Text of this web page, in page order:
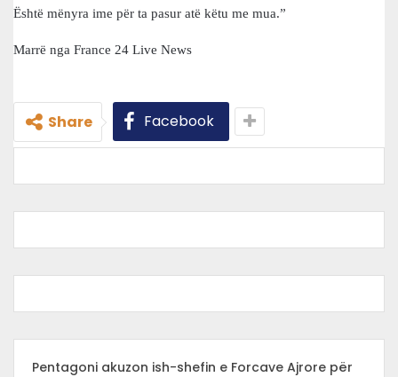
Është mënyra ime për ta pasur atë këtu me mua.”
Marrë nga France 24 Live News
Share Facebook
Pentagoni akuzon ish-shefin e Forcave Ajrore për